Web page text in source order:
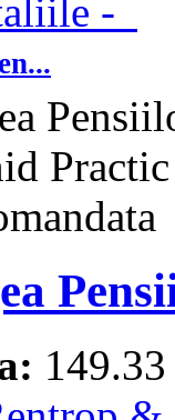
-
149.33